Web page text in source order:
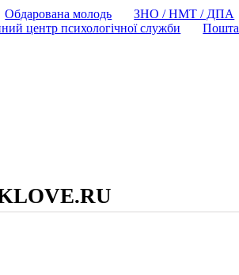
Обдарована молодь ЗНО / НМТ / ДПА
центр психологічної служби Пошта